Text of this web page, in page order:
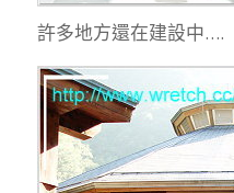
許多地方還在建設中….